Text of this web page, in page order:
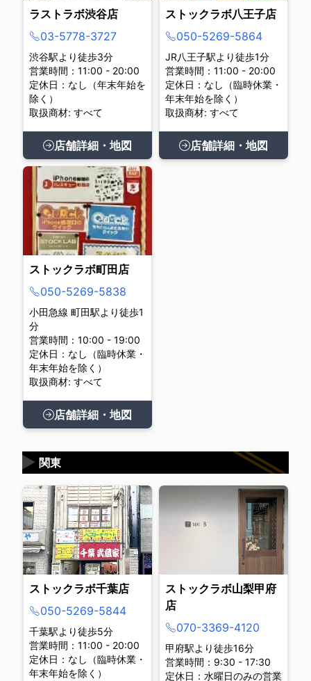
ラストラボ渋谷店
03-5778-3727
渋谷駅より徒歩3分
営業時間：11:00 - 20:00
定休日：なし（年末年始を
除く）
取扱商材: すべて
店舗詳細・地図
ストックラボ八王子店
050-5269-5864
JR八王子駅より徒歩1分
営業時間：11:00 - 20:00
定休日：なし（臨時休業・
年末年始を除く）
取扱商材: すべて
店舗詳細・地図
ストックラボ町田店
050-5269-5838
小田急線 町田駅より徒歩1
分
営業時間：10:00 - 19:00
定休日：なし（臨時休業・
年末年始を除く）
取扱商材: すべて
店舗詳細・地図
関東
▶
ストックラボ千葉店
050-5269-5844
千葉駅より徒歩5分
営業時間：11:00 - 20:00
定休日：なし（臨時休業・
年末年始を除く）
ストックラボ山梨甲府
店
070-3369-4120
甲府駅より徒歩16分
営業時間：9:30 - 17:30
定休日：水曜日のみの営業